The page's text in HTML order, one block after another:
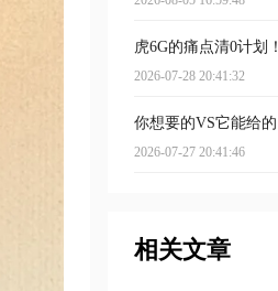
虎6G的痛点清0计划！
2026-07-28 20:41:32
你想要的VS它能给的
2026-07-27 20:41:46
相关文章